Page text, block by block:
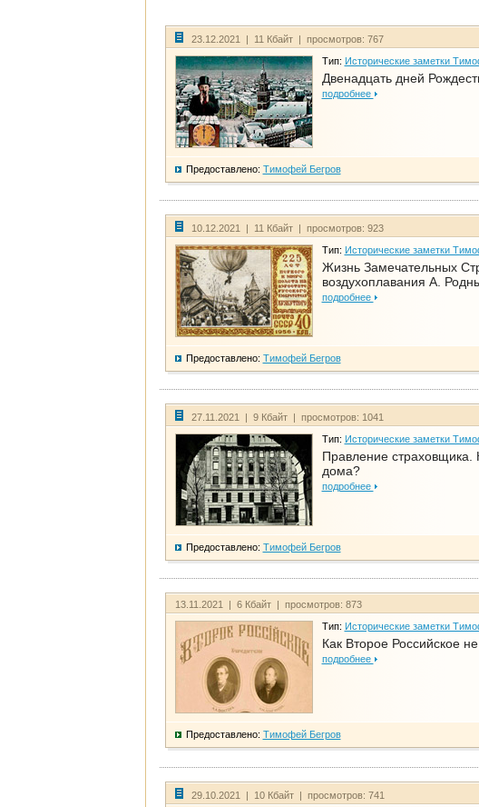
23.12.2021 | 11 Кбайт | просмотров: 767
Тип: Исторические заметки
Двенадцать дней
подробнее
Предоставлено: Тимофей Бегров
10.12.2021 | 11 Кбайт | просмотров: 923
Тип: Исторические заметки
Жизнь Замечательных
воздухоплавания А.
подробнее
Предоставлено: Тимофей Бегров
27.11.2021 | 9 Кбайт | просмотров: 1041
Тип: Исторические заметки
Правление страховщика.
дома?
подробнее
Предоставлено: Тимофей Бегров
13.11.2021 | 6 Кбайт | просмотров: 873
Тип: Исторические заметки
Как Второе Российское
подробнее
Предоставлено: Тимофей Бегров
29.10.2021 | 10 Кбайт | просмотров: 741